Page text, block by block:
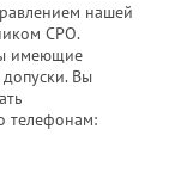
нашей
СРО.
имеющие
Вы
телефонам: